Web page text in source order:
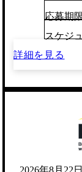
応募期
スケジ
詳細を見る